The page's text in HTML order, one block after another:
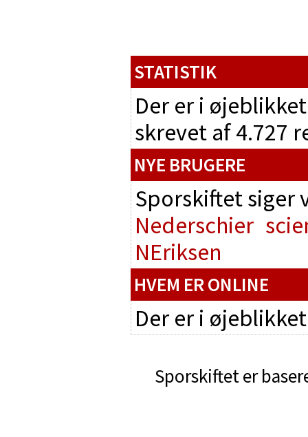
STATISTIK
Der er i
skrevet af 4.727
NYE BRUGERE
Sporskiftet
Nederschier
NEriksen
HVEM ER ONLINE
Der er i
Sporskiftet er